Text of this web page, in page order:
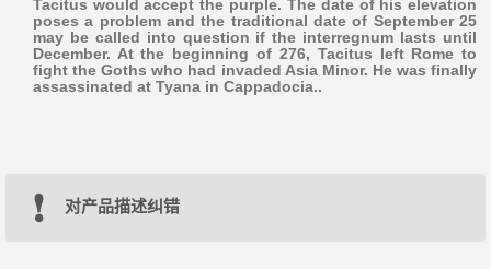
Tacitus would accept the purple. The date of his elevation
poses a problem and the traditional date of September 25
may be called into question if the interregnum lasts until
December. At the beginning of 276, Tacitus left Rome to
fight the Goths who had invaded Asia Minor. He was finally
assassinated at Tyana in Cappadocia..
对产品描述纠错